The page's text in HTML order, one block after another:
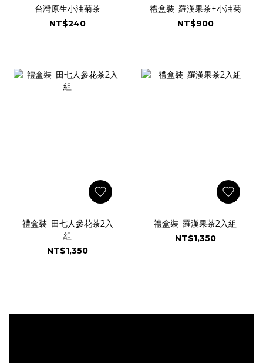
台灣原生小油菊茶
NT$240
禮盒裝_羅漢果茶+小油菊
NT$900
禮盒裝_田七人參花茶2入
組
NT$1,350
禮盒裝_羅漢果茶2入組
NT$1,350